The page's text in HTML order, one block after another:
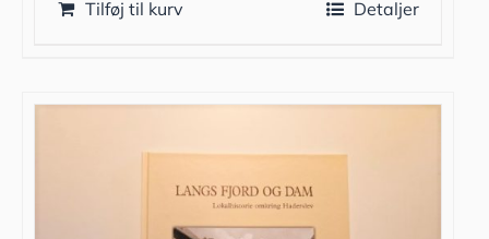
Tilføj til kurv Detaljer